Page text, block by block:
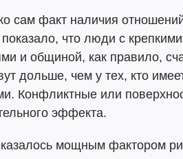
сам факт наличия
что люди с
и общиной, как правило,
дольше, чем у тех, кто
Конфликтные или
эффекта.
мощным фактором